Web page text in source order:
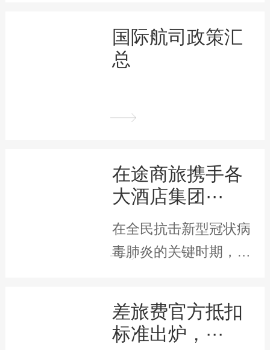
国际航司政策汇
总
在途商旅携手各
大酒店集团···
在全民抗击新型冠状病
毒肺炎的关键时期，居
差旅费官方抵扣
标准出炉，···